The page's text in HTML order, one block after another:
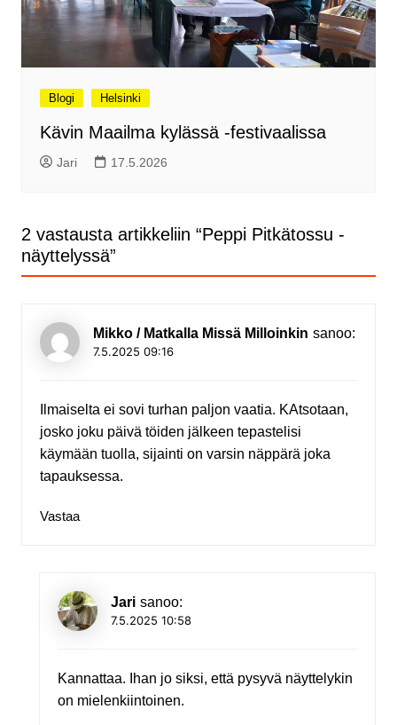
Blogi Helsinki
Kävin Maailma kylässä -festivaalissa
Jari 17.5.2026
2 vastausta artikkeliin “Peppi Pitkätossu -
näyttelyssä”
Mikko / Matkalla Missä Milloinkin sanoo:
7.5.2025 09:16
Ilmaiselta ei sovi turhan paljon vaatia. KAtsotaan,
josko joku päivä töiden jälkeen tepastelisi
käymään tuolla, sijainti on varsin näppärä joka
tapauksessa.
Vastaa
Jari sanoo:
7.5.2025 10:58
Kannattaa. Ihan jo siksi, että pysyvä näyttelykin
on mielenkiintoinen.